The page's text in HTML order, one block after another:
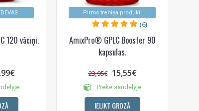
120 vāciņi.
Pirms treniņa produkti
AmixPro® GPLC Booster 90
kapsulas.
(6)
23,95€ 15,55€
Prekė sandėlyje
IELIKT GROZĀ